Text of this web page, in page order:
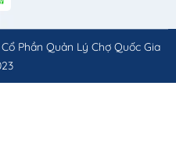
Phần Quản Lý Chợ Quốc Gia